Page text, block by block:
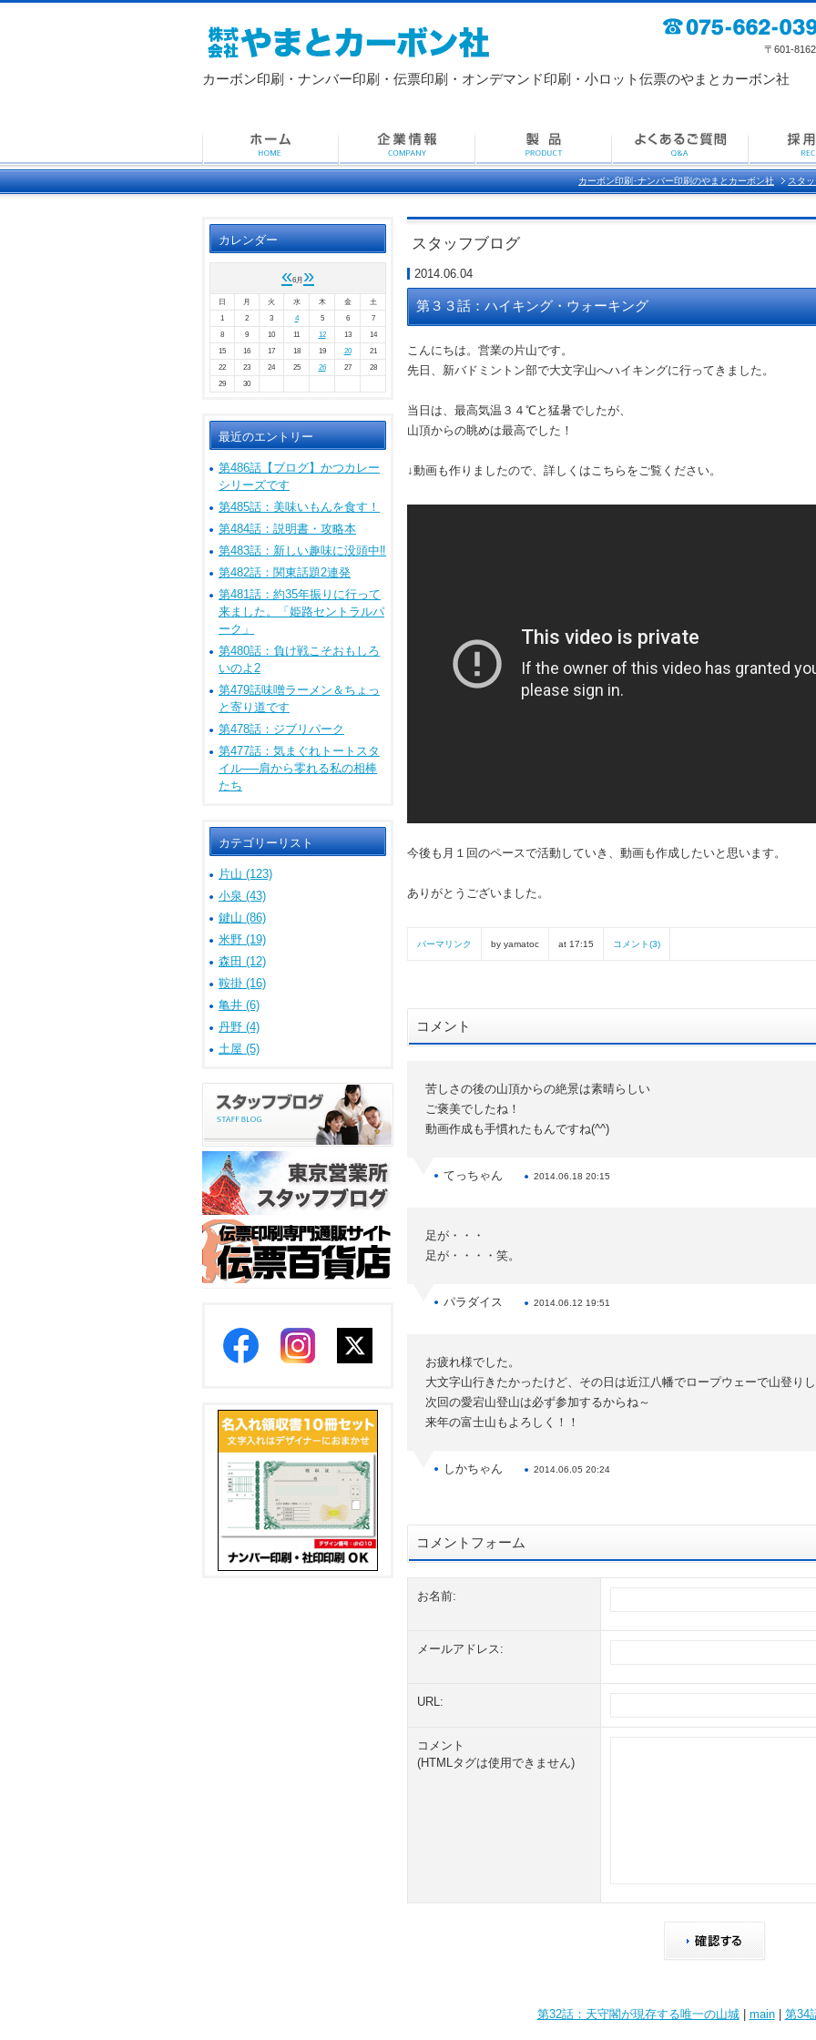
カーボン印刷・ナンバー印刷・ 伝票印刷・ オンデマンド印刷・小ロット伝票のやまとカーボン社
〒601-8162 京都
カーボン印刷･ナンバー印刷のやまとカーボン社 スタ
スタッフブログ
2014.06.04
第３３話：ハイキング・ウォーキング
こんにちは。営業の片山です。
先日、新バドミントン部で大文字山へハイキングに行ってきました。
当日は、最高気温３４℃と猛暑でしたが、
山頂からの眺めは最高でした！
↓動画も作りましたので、詳しくはこちらをご覧ください。
今後も月１回のペースで活動していき、動画も作成したいと思います。
ありがとうございました。
パーマリンク by yamatoc at 17:15 コメント(3)
コメント
苦しさの後の山頂からの絶景は素晴らしい
ご褒美でしたね！
動画作成も手慣れたもんですね(^^)
てっちゃん 2014.06.18 20:15
足が・・・
足が・・・・笑。
パラダイス 2014.06.12 19:51
お疲れ様でした。
大文字山行きたかったけど、その日は近江八幡でロープウェーで山登りし
次回の愛宕山登山は必ず参加するからね～
来年の富士山もよろしく！！
しかちゃん 2014.06.05 20:24
コメントフォーム
お名前:
メールアドレス:
URL:
コメント
(HTMLタグは使用できません)
第32話：天守閣が現存する唯一の山城| main| 第34
カレンダー
«6月 »
日 月 火 水 木 金
土
1
2 3 4 5 6
7
8
9 10 11 12 13
14
15
16 17 18 19 20
21
22
23 24 25 26 27
28
29
30
最近のエントリー
第486話【ブログ】かつカレー
シリーズです
第485話：美味いもんを食す！
第484話：説明書・攻略本
第483話：新しい趣味に没頭中‼
第482話：関東話題2連発
第481話：約35年振りに行って
来ました。「姫路セントラルパ
ーク」
第480話：負け戦こそおもしろ
いのよ2
第479話味噌ラーメン＆ちょっ
と寄り道です
第478話：ジブリパーク
第477話：気まぐれトートスタ
イル──肩から零れる私の相棒
たち
カテゴリーリスト
片山 (123)
小泉 (43)
鍵山 (86)
米野 (19)
森田 (12)
鞍掛 (16)
亀井 (6)
丹野 (4)
土屋 (5)